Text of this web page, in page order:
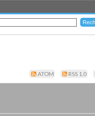
ATOM RSS 1.0